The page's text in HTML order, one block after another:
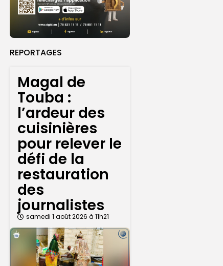
REPORTAGES
Magal de
Touba :
l’ardeur des
cuisinières
pour relever le
défi de la
restauration
des
journalistes
samedi 1 août 2026 à 11h21